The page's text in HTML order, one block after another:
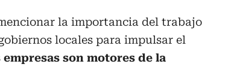
la importancia del trabajo
locales para impulsar el
empresas son motores de la